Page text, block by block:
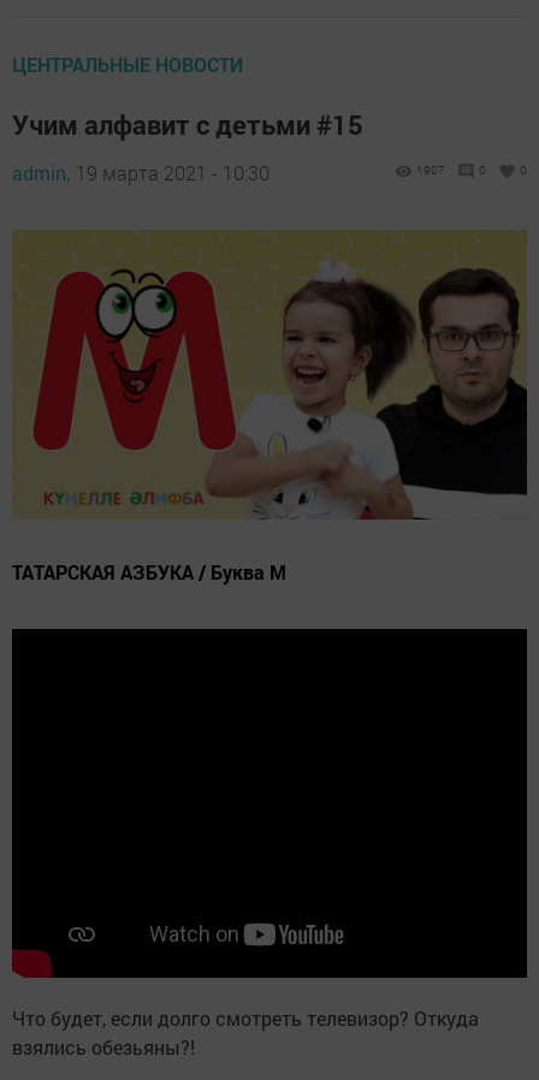
ЦЕНТРАЛЬНЫЕ НОВОСТИ
Учим алфавит с детьми #15
admin, 19 марта 2021 - 10:30 1907 0 0
ТАТАРСКАЯ АЗБУКА / Буква М
Что будет, если долго смотреть телевизор? Откуда
взялись обезьяны?!